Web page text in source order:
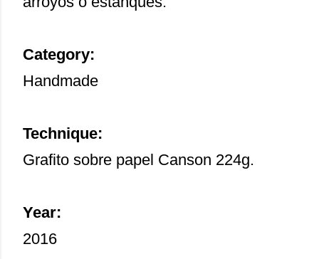
Category:
Handmade
Technique:
Grafito sobre papel Canson 224g.
Year:
2016